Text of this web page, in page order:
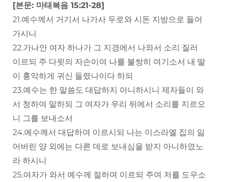
[본문: 마태복음 15:21-28]
21.예수께서 거기서 나가사 두로와 시돈 지방으로 들어
가시니
22.가나안 여자 하나가 그 지경에서 나와서 소리 질러
이르되 주 다윗의 자손이여 나를 불쌍히 여기소서 내 딸
이 흉악하게 귀신 들렸나이다 하되
23.예수는 한 말씀도 대답하지 아니하시니 제자들이 와
서 청하여 말하되 그 여자가 우리 뒤에서 소리를 지르오
니 그를 보내소서
24.예수께서 대답하여 이르시되 나는 이스라엘 집의 잃
어버린 양 외에는 다른 데로 보내심을 받지 아니하였노
라 하시니
25.여자가 와서 예수께 절하며 이르되 주여 저를 도우소